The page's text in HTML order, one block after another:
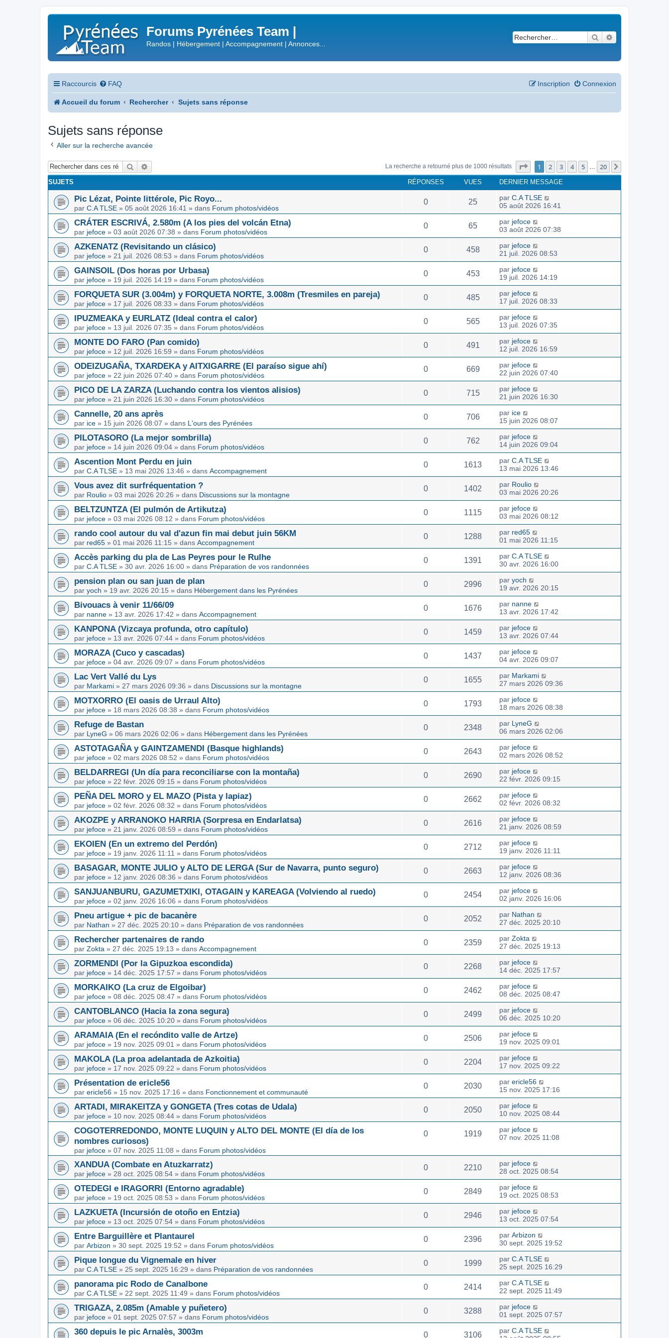
Forums Pyrénées Team |
Randos | Hébergement | Accompagnement | Annonces...
Rechercher
Raccourcis FAQ Connexion
Inscription
Accueil du forum Rechercher Sujets sans réponse
Sujets sans réponse
Aller sur la recherche avancée
Rechercher La recherche a retourné plus de 1000 résultats Page sur20
1 2 3 4 5 … 20
SUJETS RÉPONSES VUES DERNIER MESSAGE
Pic Lézat, Pointe littérole, Pic Royo...
par C.A TLSE » 05 août 2026 16:41 » dans Forum photos/vidéos
0 25 par C.A TLSE
05 août 2026 16:41
CRÁTER ESCRIVÁ, 2.580m (A los pies del volcán Etna)
par jefoce » 03 août 2026 07:38 » dans Forum photos/vidéos
0 65 par jefoce
03 août 2026 07:38
AZKENATZ (Revisitando un clásico)
par jefoce » 21 juil. 2026 08:53 » dans Forum photos/vidéos
0 458 par jefoce
21 juil. 2026 08:53
GAINSOIL (Dos horas por Urbasa)
par jefoce » 19 juil. 2026 14:19 » dans Forum photos/vidéos
0 453 par jefoce
19 juil. 2026 14:19
FORQUETA SUR (3.004m) y FORQUETA NORTE, 3.008m (Tresmiles en pareja)
par jefoce » 17 juil. 2026 08:33 » dans Forum photos/vidéos
0 485 par jefoce
17 juil. 2026 08:33
IPUZMEAKA y EURLATZ (Ideal contra el calor)
par jefoce » 13 juil. 2026 07:35 » dans Forum photos/vidéos
0 565 par jefoce
13 juil. 2026 07:35
MONTE DO FARO (Pan comido)
par jefoce » 12 juil. 2026 16:59 » dans Forum photos/vidéos
0 491 par jefoce
12 juil. 2026 16:59
ODEIZUGAÑA, TXARDEKA y AITXIGARRE (El paraíso sigue ahí)
par jefoce » 22 juin 2026 07:40 » dans Forum photos/vidéos
0 669 par jefoce
22 juin 2026 07:40
PICO DE LA ZARZA (Luchando contra los vientos alisios)
par jefoce » 21 juin 2026 16:30 » dans Forum photos/vidéos
0 715 par jefoce
21 juin 2026 16:30
Cannelle, 20 ans après
par ice » 15 juin 2026 08:07 » dans L'ours des Pyrénées
0 706 par ice
15 juin 2026 08:07
PILOTASORO (La mejor sombrilla)
par jefoce » 14 juin 2026 09:04 » dans Forum photos/vidéos
0 762 par jefoce
14 juin 2026 09:04
Ascention Mont Perdu en juin
par C.A TLSE » 13 mai 2026 13:46 » dans Accompagnement
0 1613 par C.A TLSE
13 mai 2026 13:46
Vous avez dit surfréquentation ?
par Roulio » 03 mai 2026 20:26 » dans Discussions sur la montagne
0 1402 par Roulio
03 mai 2026 20:26
BELTZUNTZA (El pulmón de Artikutza)
par jefoce » 03 mai 2026 08:12 » dans Forum photos/vidéos
0 1115 par jefoce
03 mai 2026 08:12
rando cool autour du val d'azun fin mai debut juin 56KM
par red65 » 01 mai 2026 11:15 » dans Accompagnement
0 1288 par red65
01 mai 2026 11:15
Accès parking du pla de Las Peyres pour le Rulhe
par C.A TLSE » 30 avr. 2026 16:00 » dans Préparation de vos randonnées
0 1391 par C.A TLSE
30 avr. 2026 16:00
pension plan ou san juan de plan
par yoch » 19 avr. 2026 20:15 » dans Hébergement dans les Pyrénées
0 2996 par yoch
19 avr. 2026 20:15
Bivouacs à venir 11/66/09
par nanne » 13 avr. 2026 17:42 » dans Accompagnement
0 1676 par nanne
13 avr. 2026 17:42
KANPONA (Vizcaya profunda, otro capítulo)
par jefoce » 13 avr. 2026 07:44 » dans Forum photos/vidéos
0 1459 par jefoce
13 avr. 2026 07:44
MORAZA (Cuco y cascadas)
par jefoce » 04 avr. 2026 09:07 » dans Forum photos/vidéos
0 1437 par jefoce
04 avr. 2026 09:07
Lac Vert Vallé du Lys
par Markami » 27 mars 2026 09:36 » dans Discussions sur la montagne
0 1655 par Markami
27 mars 2026 09:36
MOTXORRO (El oasis de Urraul Alto)
par jefoce » 18 mars 2026 08:38 » dans Forum photos/vidéos
0 1793 par jefoce
18 mars 2026 08:38
Refuge de Bastan
par LyneG » 06 mars 2026 02:06 » dans Hébergement dans les Pyrénées
0 2348 par LyneG
06 mars 2026 02:06
ASTOTAGAÑA y GAINTZAMENDI (Basque highlands)
par jefoce » 02 mars 2026 08:52 » dans Forum photos/vidéos
0 2643 par jefoce
02 mars 2026 08:52
BELDARREGI (Un día para reconciliarse con la montaña)
par jefoce » 22 févr. 2026 09:15 » dans Forum photos/vidéos
0 2690 par jefoce
22 févr. 2026 09:15
PEÑA DEL MORO y EL MAZO (Pista y lapiaz)
par jefoce » 02 févr. 2026 08:32 » dans Forum photos/vidéos
0 2662 par jefoce
02 févr. 2026 08:32
AKOZPE y ARRANOKO HARRIA (Sorpresa en Endarlatsa)
par jefoce » 21 janv. 2026 08:59 » dans Forum photos/vidéos
0 2616 par jefoce
21 janv. 2026 08:59
EKOIEN (En un extremo del Perdón)
par jefoce » 19 janv. 2026 11:11 » dans Forum photos/vidéos
0 2712 par jefoce
19 janv. 2026 11:11
BASAGAR, MONTE JULIO y ALTO DE LERGA (Sur de Navarra, punto seguro)
par jefoce » 12 janv. 2026 08:36 » dans Forum photos/vidéos
0 2663 par jefoce
12 janv. 2026 08:36
SANJUANBURU, GAZUMETXIKI, OTAGAIN y KAREAGA (Volviendo al ruedo)
par jefoce » 02 janv. 2026 16:06 » dans Forum photos/vidéos
0 2454 par jefoce
02 janv. 2026 16:06
Pneu artigue + pic de bacanère
par Nathan » 27 déc. 2025 20:10 » dans Préparation de vos randonnées
0 2052 par Nathan
27 déc. 2025 20:10
Rechercher partenaires de rando
par Zokta » 27 déc. 2025 19:13 » dans Accompagnement
0 2359 par Zokta
27 déc. 2025 19:13
ZORMENDI (Por la Gipuzkoa escondida)
par jefoce » 14 déc. 2025 17:57 » dans Forum photos/vidéos
0 2268 par jefoce
14 déc. 2025 17:57
MORKAIKO (La cruz de Elgoibar)
par jefoce » 08 déc. 2025 08:47 » dans Forum photos/vidéos
0 2462 par jefoce
08 déc. 2025 08:47
CANTOBLANCO (Hacia la zona segura)
par jefoce » 06 déc. 2025 10:20 » dans Forum photos/vidéos
0 2499 par jefoce
06 déc. 2025 10:20
ARAMAIA (En el recóndito valle de Artze)
par jefoce » 19 nov. 2025 09:01 » dans Forum photos/vidéos
0 2506 par jefoce
19 nov. 2025 09:01
MAKOLA (La proa adelantada de Azkoitia)
par jefoce » 17 nov. 2025 09:22 » dans Forum photos/vidéos
0 2204 par jefoce
17 nov. 2025 09:22
Présentation de ericle56
par ericle56 » 15 nov. 2025 17:16 » dans Fonctionnement et communauté
0 2030 par ericle56
15 nov. 2025 17:16
ARTADI, MIRAKEITZA y GONGETA (Tres cotas de Udala)
par jefoce » 10 nov. 2025 08:44 » dans Forum photos/vidéos
0 2050 par jefoce
10 nov. 2025 08:44
COGOTERREDONDO, MONTE LUQUIN y ALTO DEL MONTE (El día de los
nombres curiosos)
par jefoce » 07 nov. 2025 11:08 » dans Forum photos/vidéos
0 1919 par jefoce
07 nov. 2025 11:08
XANDUA (Combate en Atuzkarratz)
par jefoce » 28 oct. 2025 08:54 » dans Forum photos/vidéos
0 2210 par jefoce
28 oct. 2025 08:54
OTEDEGI e IRAGORRI (Entorno agradable)
par jefoce » 19 oct. 2025 08:53 » dans Forum photos/vidéos
0 2849 par jefoce
19 oct. 2025 08:53
LAZKUETA (Incursión de otoño en Entzia)
par jefoce » 13 oct. 2025 07:54 » dans Forum photos/vidéos
0 2946 par jefoce
13 oct. 2025 07:54
Entre Barguillère et Plantaurel
par Arbizon » 30 sept. 2025 19:52 » dans Forum photos/vidéos
0 2396 par Arbizon
30 sept. 2025 19:52
Pique longue du Vignemale en hiver
par C.A TLSE » 25 sept. 2025 16:29 » dans Préparation de vos randonnées
0 1999 par C.A TLSE
25 sept. 2025 16:29
panorama pic Rodo de Canalbone
par C.A TLSE » 22 sept. 2025 11:49 » dans Forum photos/vidéos
0 2414 par C.A TLSE
22 sept. 2025 11:49
TRIGAZA, 2.085m (Amable y puñetero)
par jefoce » 01 sept. 2025 07:57 » dans Forum photos/vidéos
0 3288 par jefoce
01 sept. 2025 07:57
360 depuis le pic Arnalès, 3003m 0 3106 par C.A TLSE